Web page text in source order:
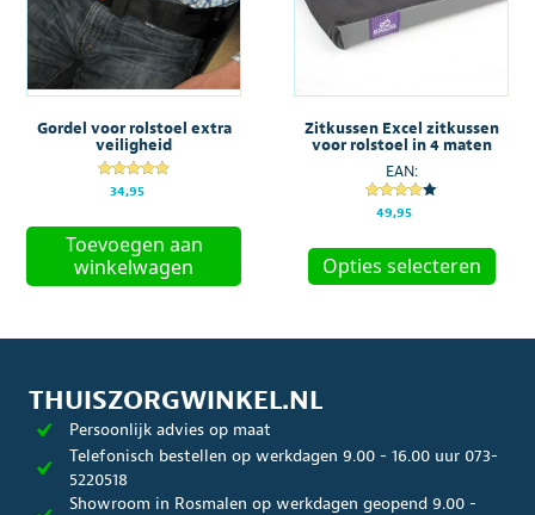
Gordel voor rolstoel extra
veiligheid
Gewaardeer
uit 5
34,95
Toevoegen aan
winkelwagen
Zitkussen Excel zitkussen
voor rolstoel in 4 maten
EAN:
Gewaarde
erd
uit 5
49,95
Opties selecteren
heeft
Deze
op
THUISZORGWINKEL.NL
Persoonlijk advies op maat
Telefonisch bestellen op werkdagen 9.00 - 16.00 uur 073-
5220518
Showroom in Rosmalen op werkdagen geopend 9.00 -